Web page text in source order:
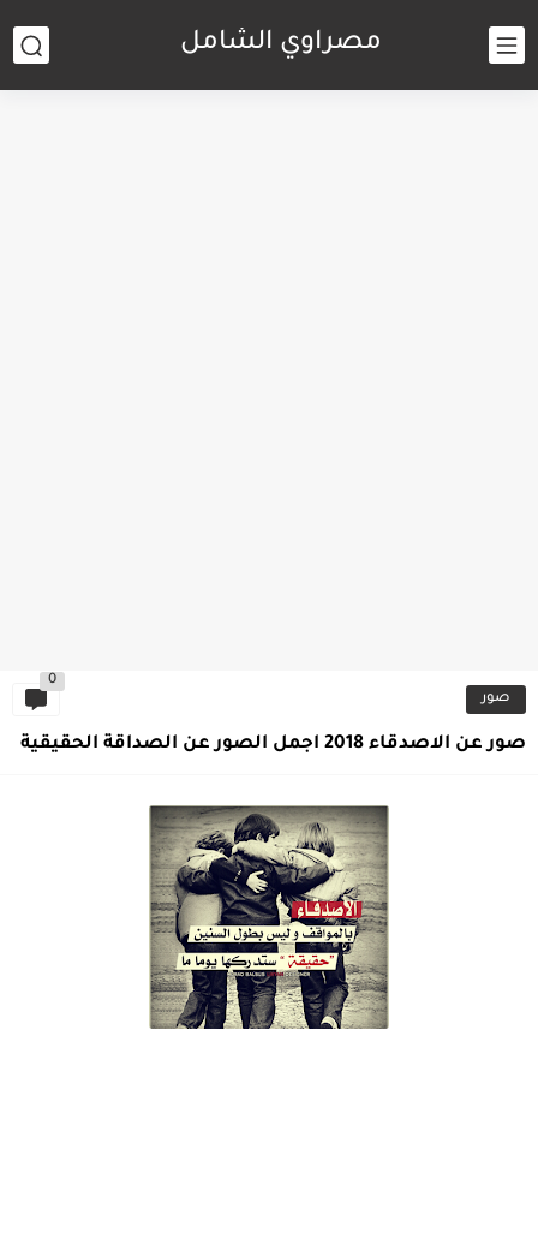
مصراوي الشامل
صور
0
صور عن الاصدقاء 2018 اجمل الصور عن الصداقة الحقيقية